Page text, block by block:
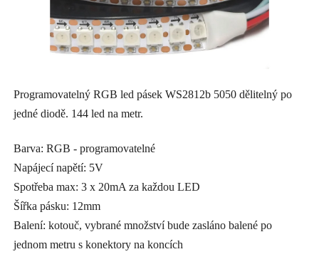
Programovatelný RGB led pásek WS2812b 5050 dělitelný po
jedné diodě. 144 led na metr.
Barva: RGB - programovatelné
Napájecí napětí: 5V
Spotřeba max: 3 x 20mA za každou LED
Šířka pásku: 12mm
Balení: kotouč, vybrané množství bude zasláno balené po
jednom metru s konektory na koncích